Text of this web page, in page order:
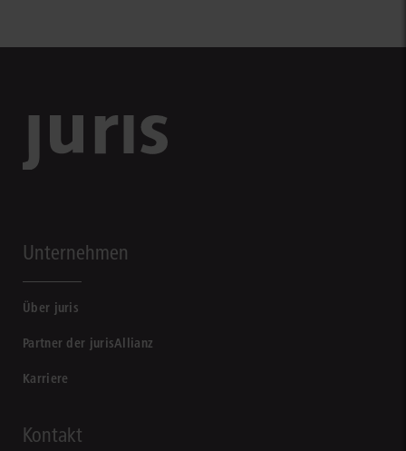
Unternehmen
Über juris
Partner der jurisAllianz
Karriere
Kontakt